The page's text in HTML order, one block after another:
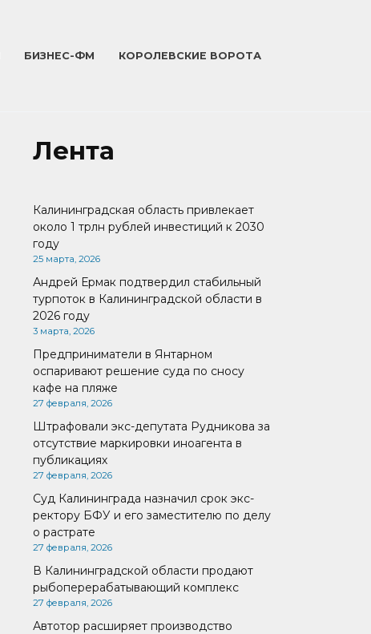
БИЗНЕС-ФМ КОРОЛЕВСКИЕ ВОРОТА
Лента
Калининградская область привлекает
около 1 трлн рублей инвестиций к 2030
году
25 марта, 2026
Андрей Ермак подтвердил стабильный
турпоток в Калининградской области в
2026 году
3 марта, 2026
Предприниматели в Янтарном
оспаривают решение суда по сносу
кафе на пляже
27 февраля, 2026
Штрафовали экс-депутата Рудникова за
отсутствие маркировки иноагента в
публикациях
27 февраля, 2026
Суд Калининграда назначил срок экс-
ректору БФУ и его заместителю по делу
о растрате
27 февраля, 2026
В Калининградской области продают
рыбоперерабатывающий комплекс
27 февраля, 2026
Автотор расширяет производство